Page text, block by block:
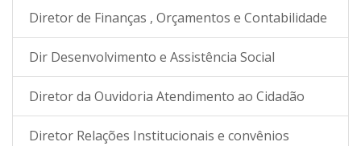
Diretor de Finanças , Orçamentos e Contabilidade
Dir Desenvolvimento e Assistência Social
Diretor da Ouvidoria Atendimento ao Cidadão
Diretor Relações Institucionais e convênios